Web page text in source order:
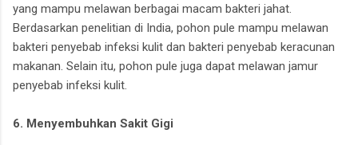
yang mampu melawan berbagai macam bakteri jahat.
Berdasarkan penelitian di India, pohon pule mampu melawan
bakteri penyebab infeksi kulit dan bakteri penyebab keracunan
makanan. Selain itu, pohon pule juga dapat melawan jamur
penyebab infeksi kulit.
6. Menyembuhkan Sakit Gigi